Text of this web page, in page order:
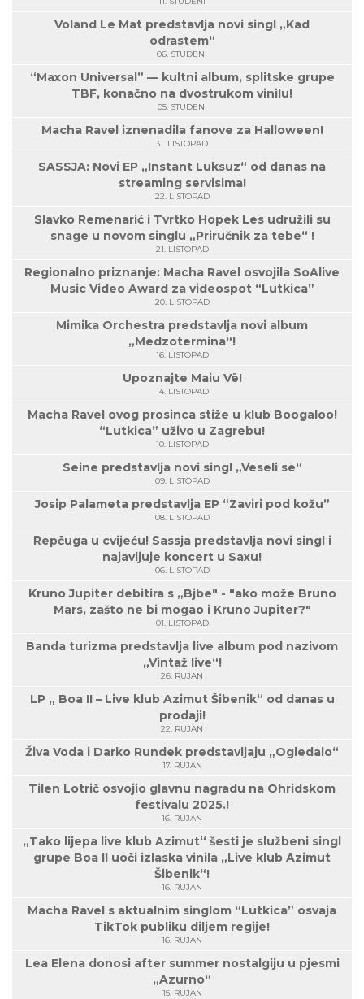
Voland Le Mat predstavlja novi singl „Kad
odrastem“
06. STUDENI
“Maxon Universal” — kultni album, splitske grupe
TBF, konačno na dvostrukom vinilu!
05. STUDENI
Macha Ravel iznenadila fanove za Halloween!
31. LISTOPAD
SASSJA: Novi EP „Instant Luksuz“ od danas na
streaming servisima!
22. LISTOPAD
Slavko Remenarić i Tvrtko Hopek Les udružili su
snage u novom singlu „Priručnik za tebe“ !
21. LISTOPAD
Regionalno priznanje: Macha Ravel osvojila SoAlive
Music Video Award za videospot “Lutkica”
20. LISTOPAD
Mimika Orchestra predstavlja novi album
„Medzotermina“!
16. LISTOPAD
Upoznajte Maiu Vë!
14. LISTOPAD
Macha Ravel ovog prosinca stiže u klub Boogaloo!
“Lutkica” uživo u Zagrebu!
10. LISTOPAD
Seine predstavlja novi singl „Veseli se“
09. LISTOPAD
Josip Palameta predstavlja EP “Zaviri pod kožu”
08. LISTOPAD
Repčuga u cvijeću! Sassja predstavlja novi singl i
najavljuje koncert u Saxu!
06. LISTOPAD
Kruno Jupiter debitira s „Bjbe" - "ako može Bruno
Mars, zašto ne bi mogao i Kruno Jupiter?"
01. LISTOPAD
Banda turizma predstavlja live album pod nazivom
„Vintaž live“!
26. RUJAN
LP „ Boa II – Live klub Azimut Šibenik“ od danas u
prodaji!
22. RUJAN
Živa Voda i Darko Rundek predstavljaju „Ogledalo“
17. RUJAN
Tilen Lotrič osvojio glavnu nagradu na Ohridskom
festivalu 2025.!
16. RUJAN
„Tako lijepa live klub Azimut“ šesti je službeni singl
grupe Boa II uoči izlaska vinila „Live klub Azimut
Šibenik“!
16. RUJAN
Macha Ravel s aktualnim singlom “Lutkica” osvaja
TikTok publiku diljem regije!
16. RUJAN
Lea Elena donosi after summer nostalgiju u pjesmi
„Azurno“
15. RUJAN